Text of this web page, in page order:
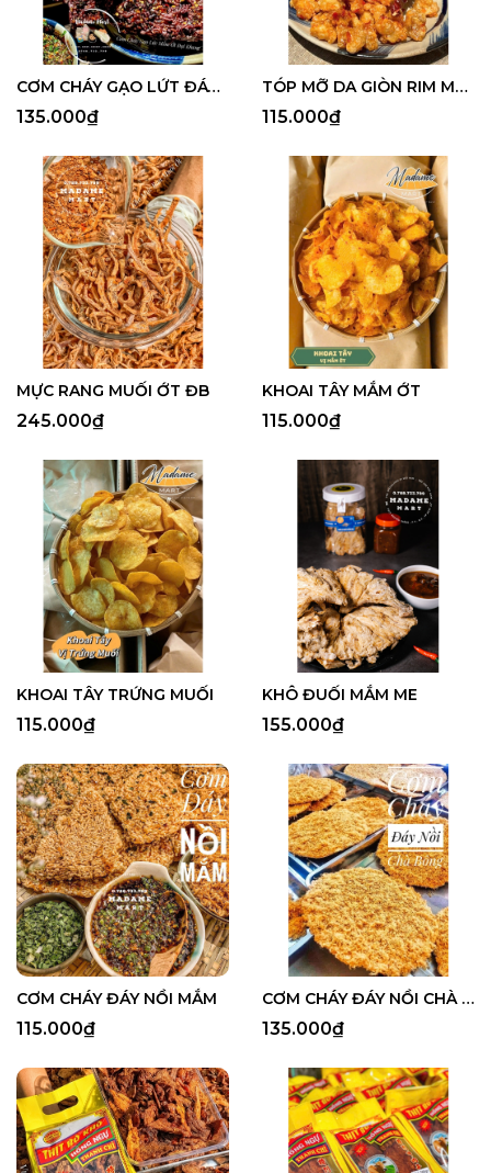
CƠM CHÁY GẠO LỨT ĐÁY NỒI MẮM ỚT
135.000₫
TÓP MỠ DA GIÒN RIM MẮM KẸO
115.000₫
MỰC RANG MUỐI ỚT ĐB
245.000₫
KHOAI TÂY MẮM ỚT
115.000₫
KHOAI TÂY TRỨNG MUỐI
115.000₫
KHÔ ĐUỐI MẮM ME
155.000₫
CƠM CHÁY ĐÁY NỒI MẮM
115.000₫
CƠM CHÁY ĐÁY NỒI CHÀ BÔNG
135.000₫